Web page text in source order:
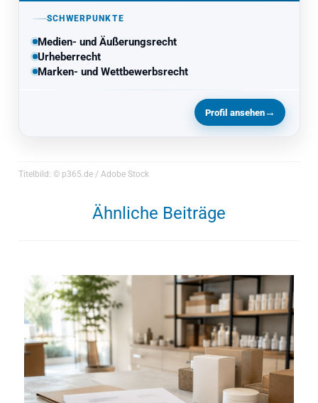
SCHWERPUNKTE
Medien- und Äußerungsrecht
Urheberrecht
Marken- und Wettbewerbsrecht
Profil ansehen→
Titelbild: © p365.de / Adobe Stock
Ähnliche Beiträge